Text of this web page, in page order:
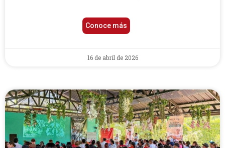
Conoce más
16 de abril de 2026